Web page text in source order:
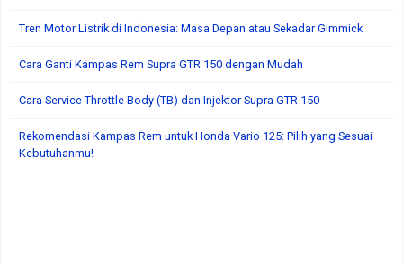
Tren Motor Listrik di Indonesia: Masa Depan atau Sekadar Gimmick
Cara Ganti Kampas Rem Supra GTR 150 dengan Mudah
Cara Service Throttle Body (TB) dan Injektor Supra GTR 150
Rekomendasi Kampas Rem untuk Honda Vario 125: Pilih yang Sesuai
Kebutuhanmu!